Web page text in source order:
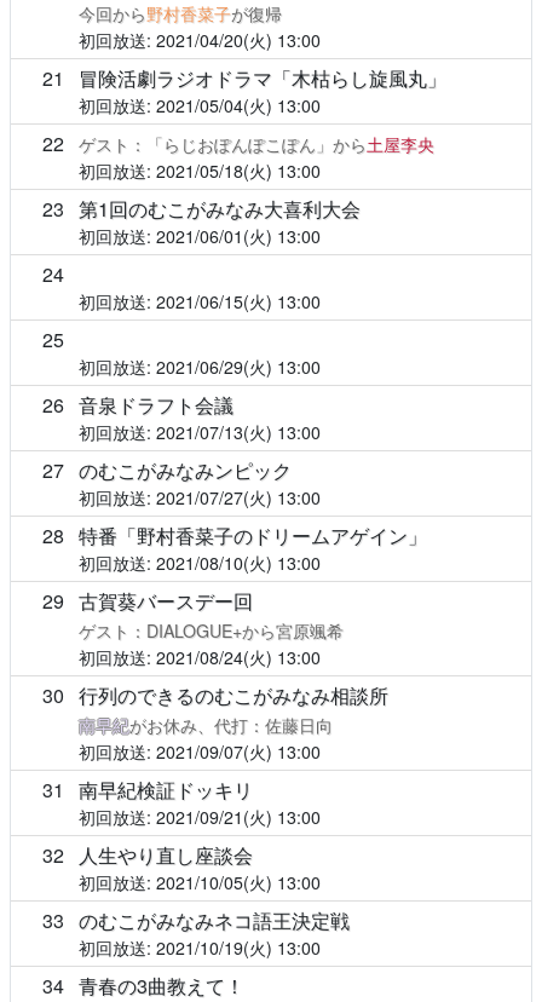
今回から野村香菜子が復帰
2021/04/20(火) 13:00
21 冒険活劇ラジオドラマ「木枯らし旋風丸」
2021/05/04(火) 13:00
22 ゲスト：「らじおぽんぽこぽん」から土屋李央
2021/05/18(火) 13:00
23 第1回のむこがみなみ大喜利大会
2021/06/01(火) 13:00
24
2021/06/15(火) 13:00
25
2021/06/29(火) 13:00
26 音泉ドラフト会議
2021/07/13(火) 13:00
27 のむこがみなみンピック
2021/07/27(火) 13:00
28 特番「野村香菜子のドリームアゲイン」
2021/08/10(火) 13:00
29 古賀葵バースデー回
ゲスト：DIALOGUE+から宮原颯希
2021/08/24(火) 13:00
30 行列のできるのむこがみなみ相談所
南早紀がお休み、代打：佐藤日向
2021/09/07(火) 13:00
31 南早紀検証ドッキリ
2021/09/21(火) 13:00
32 人生やり直し座談会
2021/10/05(火) 13:00
33 のむこがみなみネコ語王決定戦
2021/10/19(火) 13:00
34 青春の3曲教えて！